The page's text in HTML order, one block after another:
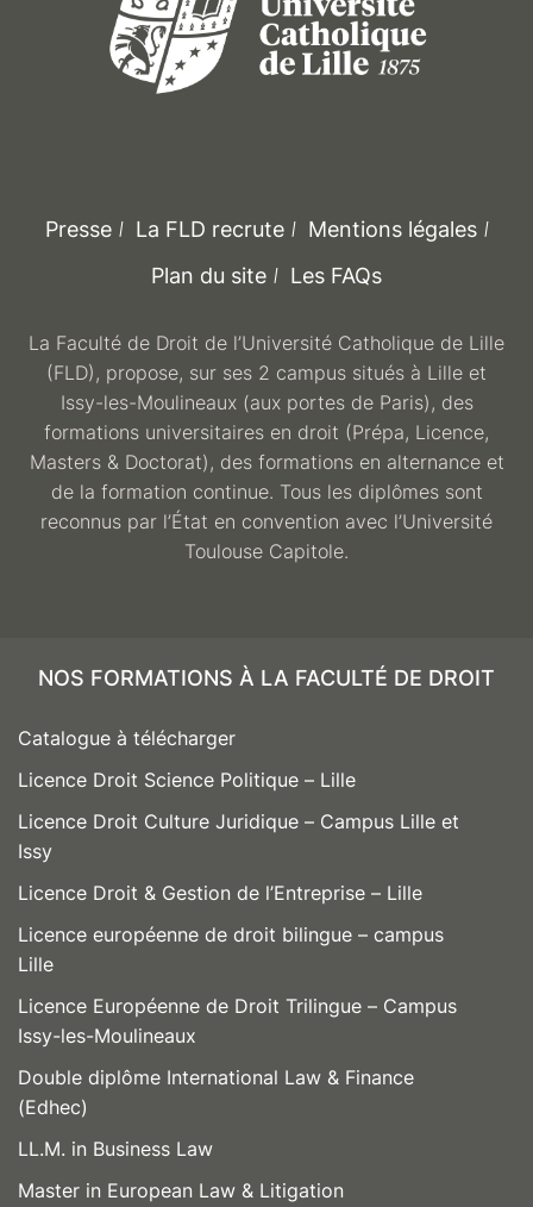
Presse La FLD recrute
Mentions légales
Plan du site
Les FAQs
La Faculté de Droit de l’Université Catholique de Lille
(FLD), propose, sur ses 2 campus situés à Lille et
Issy-les-Moulineaux (aux portes de Paris), des
formations universitaires en droit (Prépa, Licence,
Masters & Doctorat), des formations en alternance et
de la formation continue. Tous les diplômes sont
reconnus par l’État en convention avec l’Université
Toulouse Capitole.
NOS FORMATIONS À LA FACULTÉ DE DROIT
Catalogue à télécharger
Licence Droit Science Politique – Lille
Licence Droit Culture Juridique – Campus Lille et
Issy
Licence Droit & Gestion de l’Entreprise – Lille
Licence européenne de droit bilingue – campus
Lille
Licence Européenne de Droit Trilingue – Campus
Issy-les-Moulineaux
Double diplôme International Law & Finance
(Edhec)
LL.M. in Business Law
Master in European Law & Litigation